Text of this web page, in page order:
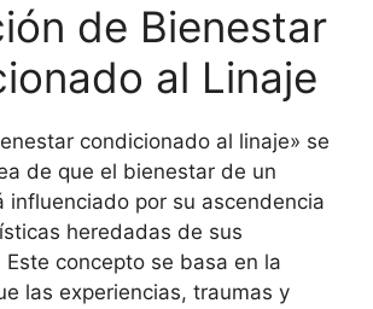
de Bienestar
al Linaje
condicionado al linaje» se
de que el bienestar de un
influenciado por su ascendencia
heredadas de sus
concepto se basa en la
las experiencias, traumas y